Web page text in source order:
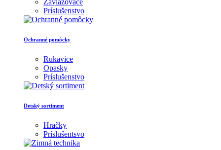
Zavlažovače
Príslušenstvo
Ochranné pomôcky
Rukavice
Opasky
Príslušenstvo
Detský sortiment
Hračky
Príslušentsvo